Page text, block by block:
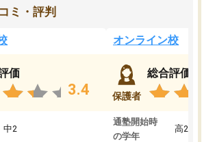
ミ・評判
価
3.4
中2
オンライン校
保護者
総合評価
通塾開始時
の学年
高2